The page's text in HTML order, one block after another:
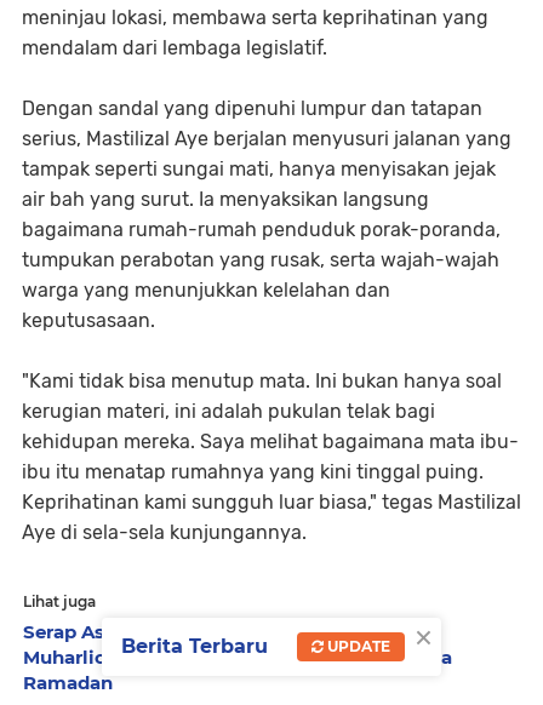
meninjau lokasi, membawa serta keprihatinan yang
mendalam dari lembaga legislatif.
Dengan sandal yang dipenuhi lumpur dan tatapan
serius, Mastilizal Aye berjalan menyusuri jalanan yang
tampak seperti sungai mati, hanya menyisakan jejak
air bah yang surut. Ia menyaksikan langsung
bagaimana rumah-rumah penduduk porak-poranda,
tumpukan perabotan yang rusak, serta wajah-wajah
warga yang menunjukkan kelelahan dan
keputusasaan.
"Kami tidak bisa menutup mata. Ini bukan hanya soal
kerugian materi, ini adalah pukulan telak bagi
kehidupan mereka. Saya melihat bagaimana mata ibu-
ibu itu menatap rumahnya yang kini tinggal puing.
Keprihatinan kami sungguh luar biasa," tegas Mastilizal
Aye di sela-sela kunjungannya.
Lihat juga
Serap Aspirasi Warga, Ketua DPRD Padang
Muharlion Kunjungi 10 Rumah Ibadah Selama
Ramadan
×
Berita Terbaru UPDATE